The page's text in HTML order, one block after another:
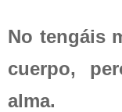
No tengáis
cuerpo,
alma.